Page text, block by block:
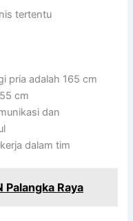
tertentu
pria adalah 165 cm
cm
dan
dalam tim
Palangka Raya